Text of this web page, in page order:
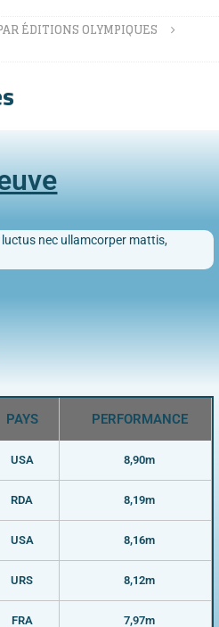
ÉDITIONS OLYMPIQUES
nec ullamcorper mattis,
PAYS PERFORMANCE
USA 8,90m
RDA 8,19m
USA 8,16m
URS 8,12m
FRA 7,97m